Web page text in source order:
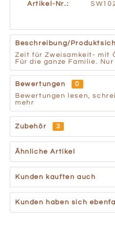
Artikel-Nr.:
Beschreibung/
Zeit für Zweisamkeit- mit
Für die ganze Familie.
Bewertungen
0
Bewertungen lesen,
mehr
Zubehör 3
Ähnliche Artikel
Kunden kauften auch
Kunden haben sich